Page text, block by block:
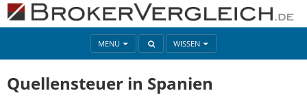
MENÜ WISSEN
Quellensteuer in Spanien